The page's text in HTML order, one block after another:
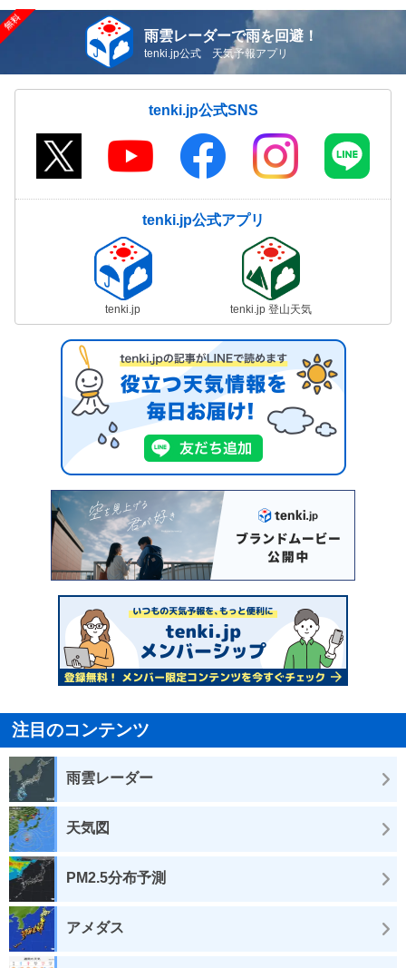
雨雲レーダーで雨を回避！
tenki.jp公式 天気予報アプリ
tenki.jp公式SNS
tenki.jp公式アプリ
tenki.jp tenki.jp 登山天気
注目のコンテンツ
雨雲レーダー
天気図
PM2.5分布予測
アメダス